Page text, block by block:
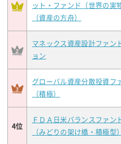
ット・ファンド（世界の実
（資産の方舟）
マネックス資産設計ファン
ョン
グローバル資産分散投資フ
（積極）
4位
ＦＤＡ日米バランスファン
（みどりの架け橋・積極型）